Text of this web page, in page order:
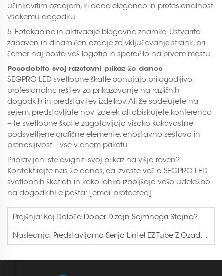
učinkovitim ozadjem, ki doda eleganco in profesionalnost
vsakemu dogodku.
5. Fotokabine in aktivacije blagovne znamke: Ustvarite
zabaven in dinamičen ozadje za vključevanje strank, pri
čemer naj bosta vaš logotip in sporočilo na prvem mestu.
Posodobite svoj razstavni prikaz že danes
SEGPRO LED svetlobne škatle ponujajo prilagodljivo,
profesionalno rešitev za prikazovanje na različnih
dogodkih in predstavitev izdelkov. Ali že sodelujete na
sejem, predstavljate nov izdelek ali obiskujete konferenco
– te svetlobne škatle zagotavljajo visoko kakovostne
podsvetljene grafične elemente, enostavno sestavo in
prenosljivost – vse v enem paketu.
Pripravljeni ste dvigniti svoj prikaz na višjo raven?
Kontaktirajte nas že danes, da izveste več o SEGPRO LED
svetlobnih škatlah in kako lahko izboljšajo vašo udeležbo
na dogodkih! e-pošta: [email protected]
Prejšnja: Kaj Določa Dober Dizajn Sejmnega Stojna?
Naslednja: Predstavljamo Serijo Lintel EZ Tube Z Ozadji S Podsvetljavo In Modularno Konstrukcijo